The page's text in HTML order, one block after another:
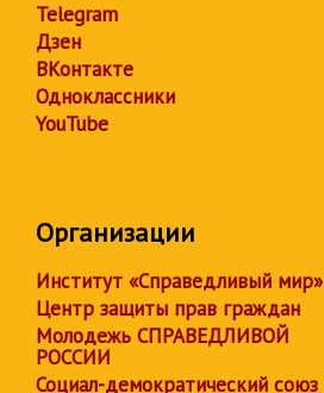
Telegram
Дзен
ВКонтакте
Одноклассники
YouTube
Организации
Институт «Справедливый мир»
Центр защиты прав граждан
Молодежь СПРАВЕДЛИВОЙ
РОССИИ
Социал-демократический союз